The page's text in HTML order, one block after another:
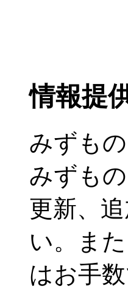
情報提
みずも
みずも
更新、
い。ま
はお手